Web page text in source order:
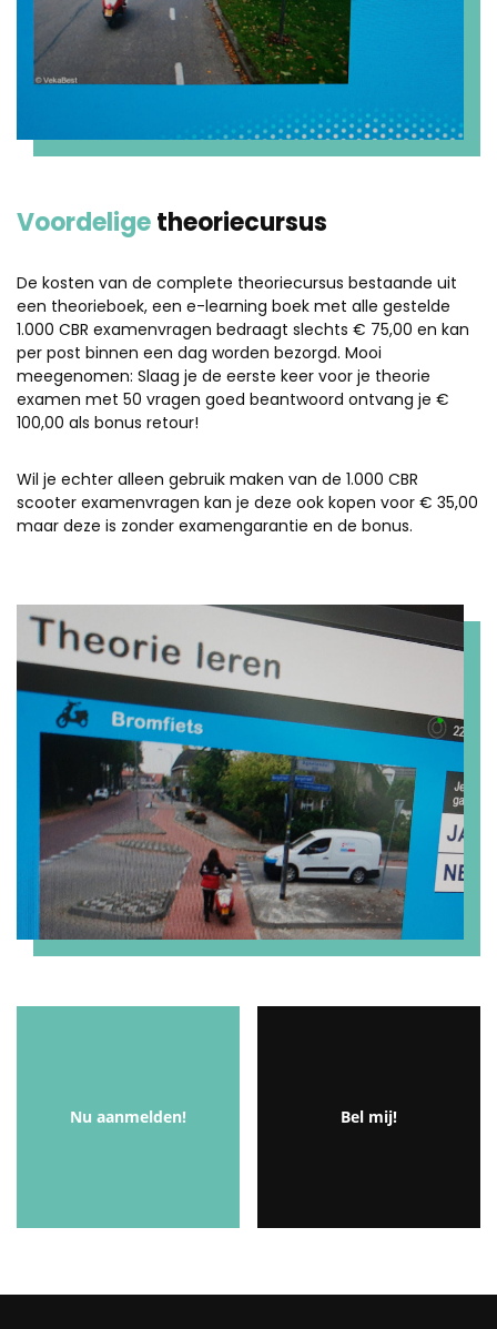
Voordeligetheoriecursus
De kosten van de complete theoriecursus bestaande uit
een theorieboek, een e-learning boek met alle gestelde
1.000 CBR examenvragen bedraagt slechts € 75,00 en kan
per post binnen een dag worden bezorgd. Mooi
meegenomen: Slaag je de eerste keer voor je theorie
examen met 50 vragen goed beantwoord ontvang je €
100,00 als bonus retour!
Wil je echter alleen gebruik maken van de 1.000 CBR
scooter examenvragen kan je deze ook kopen voor € 35,00
maar deze is zonder examengarantie en de bonus.
Nu aanmelden! Bel mij!